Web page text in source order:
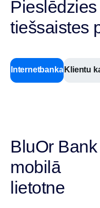
tiešsaistes
Internetbanka Klientu
BluOr Bank
mobilā
lietotne